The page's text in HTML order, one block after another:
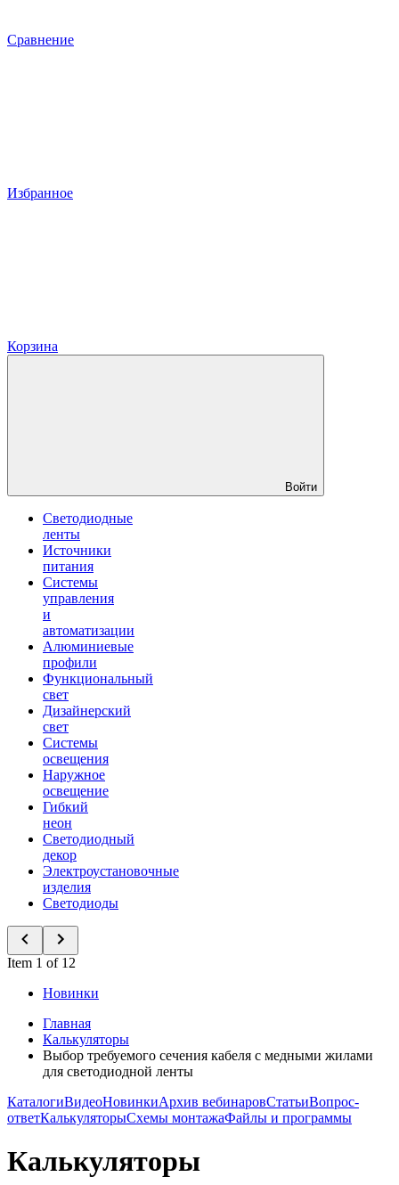
Сравнение
Избранное
Корзина
Войти
Светодиодные
ленты
Источники
питания
Системы
управления
и
автоматизации
Алюминиевые
профили
Функциональный
свет
Дизайнерский
свет
Системы
освещения
Наружное
освещение
Гибкий
неон
Светодиодный
декор
Электроустановочные
изделия
Светодиоды
Item 1 of 12
Новинки
Главная
Калькуляторы
Выбор требуемого сечения кабеля с медными жилами
для светодиодной ленты
КаталогиВидеоНовинкиАрхив вебинаровСтатьиВопрос-
ответКалькуляторыСхемы монтажаФайлы и программы
Калькуляторы